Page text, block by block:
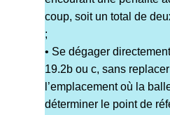
coup, soit un total de
;
• Se dégager
19.2b ou c, sans
l’emplacement où la
déterminer le point de